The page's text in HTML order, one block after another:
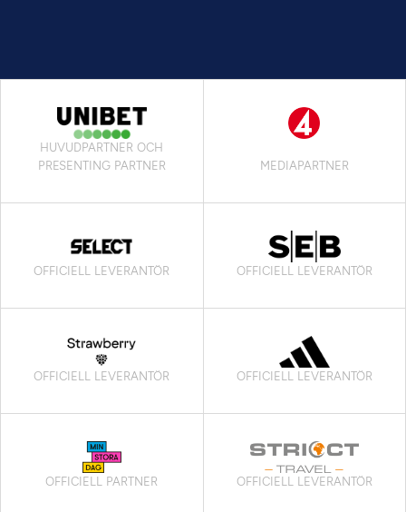
HUVUDPARTNER OCH
PRESENTING PARTNER
MEDIAPARTNER
OFFICIELL LEVERANTÖR OFFICIELL LEVERANTÖR
OFFICIELL LEVERANTÖR OFFICIELL LEVERANTÖR
OFFICIELL PARTNER OFFICIELL LEVERANTÖR